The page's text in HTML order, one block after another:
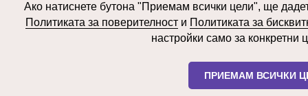
Ако натиснете бутона "Приемам всички цели", ще
Политиката за поверителност и Политиката за
настройки само за конкретни
ПРИЕМАМ ВСИЧКИ